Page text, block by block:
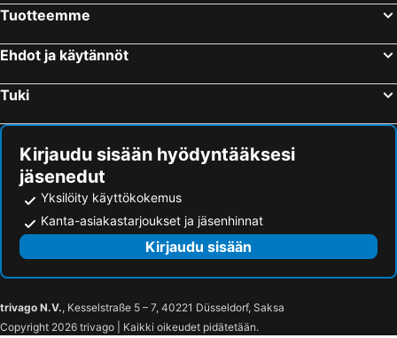
Tuotteemme
Ehdot ja käytännöt
Tuki
Kirjaudu sisään hyödyntääksesi
jäsenedut
Yksilöity käyttökokemus
Kanta-asiakastarjoukset ja jäsenhinnat
Kirjaudu sisään
trivago N.V., Kesselstraße 5 – 7, 40221 Düsseldorf, Saksa
Copyright 2026 trivago | Kaikki oikeudet pidätetään.